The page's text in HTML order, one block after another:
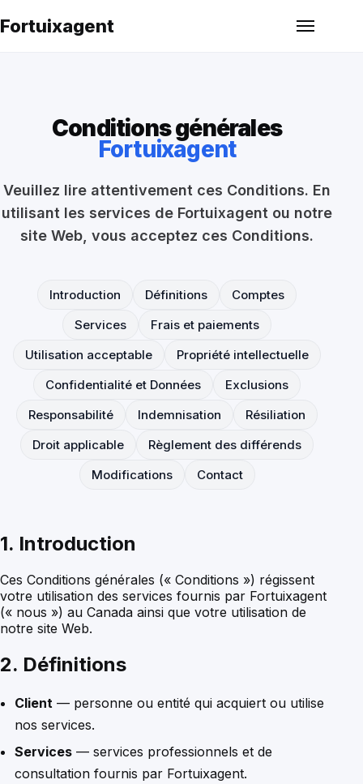
Fortuixagent
Conditions générales
Fortuixagent
Veuillez lire attentivement ces Conditions. En
utilisant les services de Fortuixagent ou notre
site Web, vous acceptez ces Conditions.
Introduction Définitions
Comptes
Services
Frais et paiements
Utilisation acceptable
Propriété intellectuelle
Confidentialité et Données
Exclusions
Responsabilité
Indemnisation
Résiliation
Droit applicable
Règlement des différends
Modifications
Contact
1. Introduction
Ces Conditions générales (« Conditions ») régissent
votre utilisation des services fournis par Fortuixagent
(« nous ») au Canada ainsi que votre utilisation de
notre site Web.
2. Définitions
Client — personne ou entité qui acquiert ou utilise
nos services.
Services — services professionnels et de
consultation fournis par Fortuixagent.